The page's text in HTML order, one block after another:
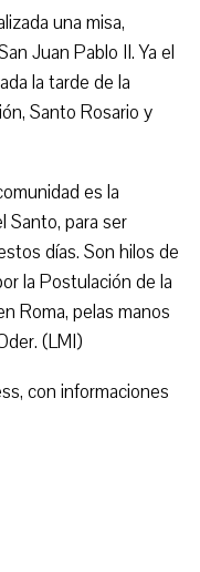
una misa,
Juan Pablo II. Ya el
la tarde de la
Santo Rosario y
es la
Santo, para ser
días. Son hilos de
la Postulación de la
Roma, pelas manos
(LMI)
con informaciones